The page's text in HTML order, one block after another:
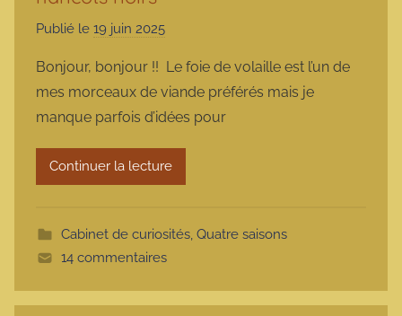
Publié le 19 juin 2025
r
m
a
r
m
t
e
Bonjour, bonjour !! Le foie de volaille est l’un de
mes morceaux de viande préférés mais je
manque parfois d’idées pour
Continuer la lecture
Cabinet de curiosités, Quatre saisons
14 commentaires